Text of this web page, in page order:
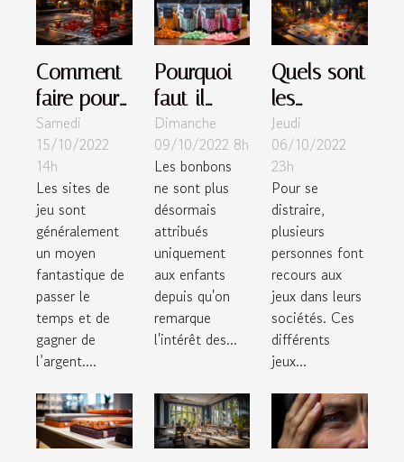
Comment
faire pour
éviter les
arnaques
de casino
en ligne ?
Samedi
15/10/2022
14h
Les sites de
jeu sont
généralement
un moyen
fantastique de
passer le
temps et de
gagner de
l’argent....
Pourquoi
faut-il
préférer les
bonbons
au CBD ?
Dimanche
09/10/2022 8h
Les bonbons
ne sont plus
désormais
attribués
uniquement
aux enfants
depuis qu'on
remarque
l'intérêt des...
Quels sont
les
meilleurs
jeux de
société ?
Jeudi
06/10/2022
23h
Pour se
distraire,
plusieurs
personnes font
recours aux
jeux dans leurs
sociétés. Ces
différents
jeux...